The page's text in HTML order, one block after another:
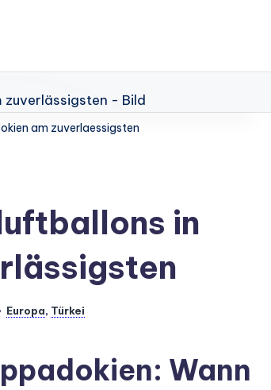
am zuverlaessigsten
in
Europa, Türkei
Wann